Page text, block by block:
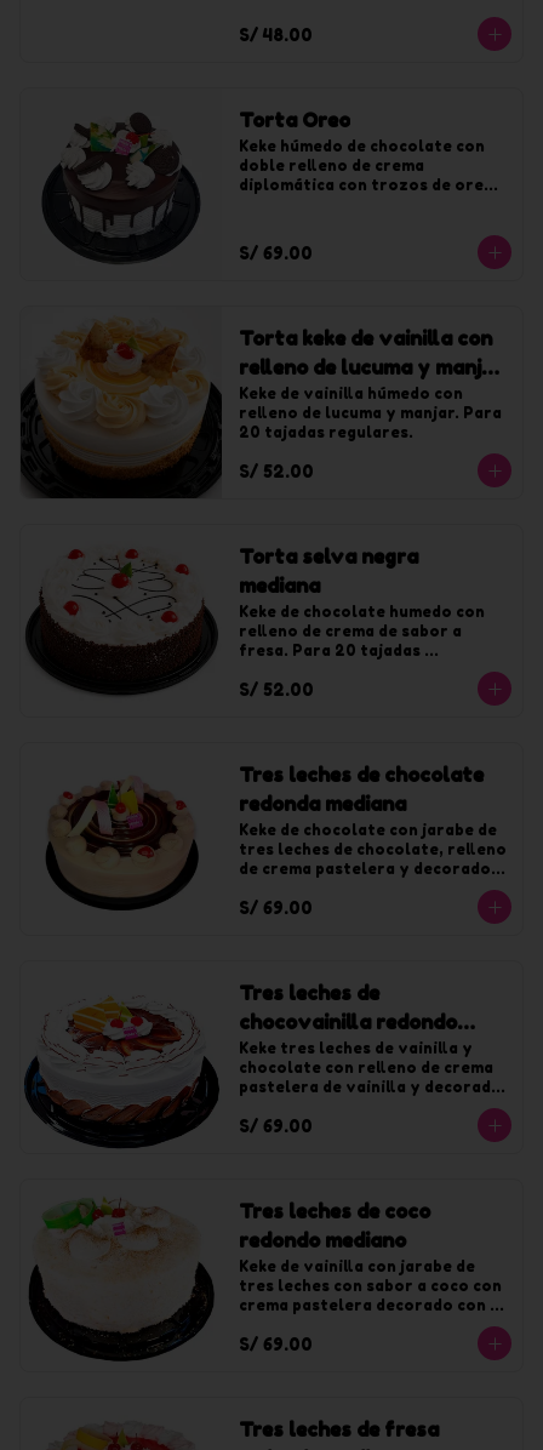
S/ 48.00
Torta Oreo
Keke húmedo de chocolate con
doble relleno de crema
diplomática con trozos de oreo.
S/ 69.00
Torta keke de vainilla con
relleno de lucuma y manjar
mediana
Keke de vainilla húmedo con
relleno de lucuma y manjar. Para
20 tajadas regulares.
S/ 52.00
Torta selva negra
mediana
Keke de chocolate humedo con
relleno de crema de sabor a
fresa. Para 20 tajadas
S/ 52.00
Tres leches de chocolate
redonda mediana
Keke de chocolate con jarabe de
tres leches de chocolate, relleno
de crema pastelera y decorado
con chocolate. Para 20 tajadas.
S/ 69.00
Tres leches de
chocovainilla redondo
mediano
Keke tres leches de vainilla y
chocolate con relleno de crema
pastelera de vainilla y decorado
Para 20 tajadas.
S/ 69.00
Tres leches de coco
redondo mediano
Keke de vainilla con jarabe de
tres leches con sabor a coco con
crema pastelera decorado con
Para 20 tajadas.
S/ 69.00
Tres leches de fresa